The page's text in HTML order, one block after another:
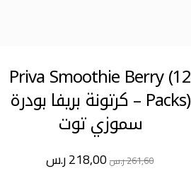
Priva Smoothie Berry (12
Packs) – كرتونة بريفا بودرة
سموزي توت
261,60ر.س 218,00ر.س